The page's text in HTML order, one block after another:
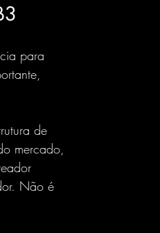
para
de
mercado,
Não é